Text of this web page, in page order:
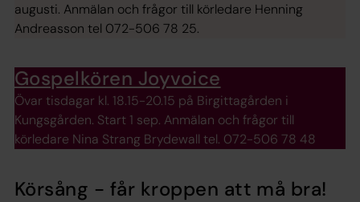
augusti. Anmälan och frågor till körledare Henning
Andreasson tel 072-506 78 25.
Gospelkören Joyvoice
Övar tisdagar kl. 18.15-20.15 på Birgittagården i
Kungsgården. Start 1 sep. Anmälan och frågor till
körledare Nina Strang Brydewall tel. 072-506 78 48
Körsång - får kroppen att må bra!